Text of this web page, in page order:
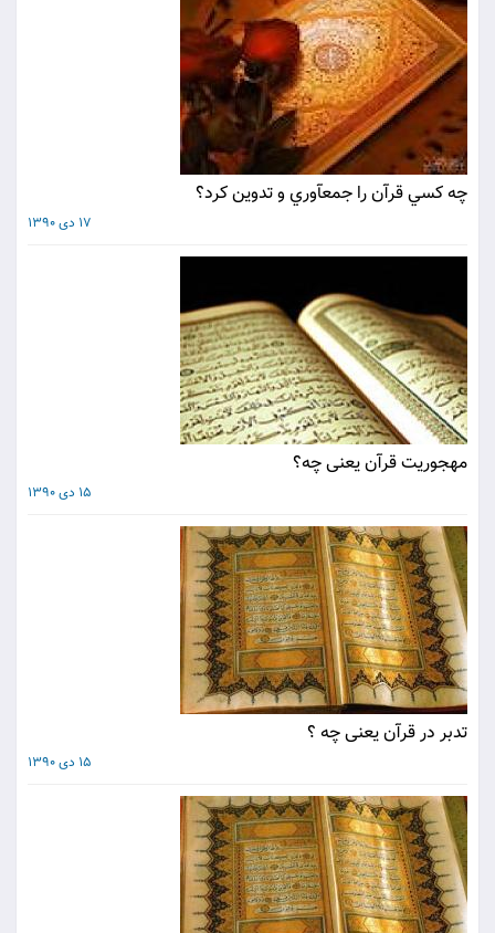
چه كسي قرآن را جمع‏آوري و تدوين كرد؟
17 دی 1390
مهجوریت قرآن یعنی چه؟
15 دی 1390
تدبر در قرآن یعنی چه ؟
15 دی 1390